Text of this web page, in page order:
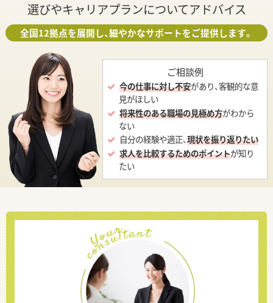
選びやキャリアプランについてアドバイス
全国12拠点を展開し、細やかなサポートをご提供します。
ご相談例
今の仕事に対し不安があり、客観的な意
見がほしい
将来性のある職場の見極め方がわから
ない
自分の経験や適正、現状を振り返りたい
求人を比較するためのポイントが知り
たい